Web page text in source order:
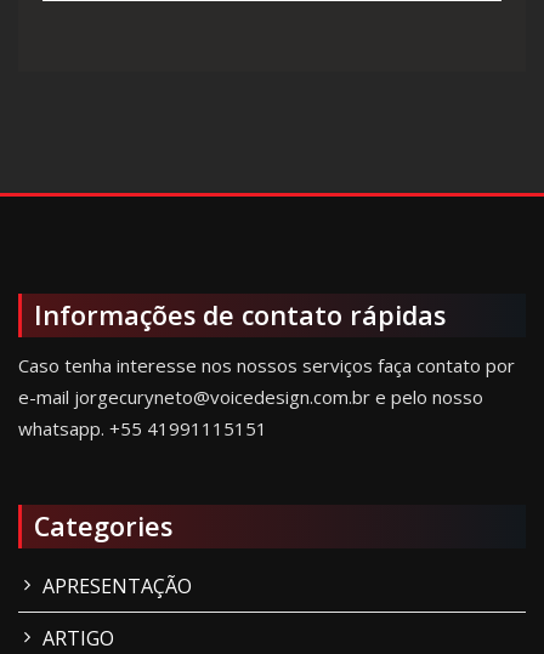
Informações de contato rápidas
Caso tenha interesse nos nossos serviços faça contato por
e-mail jorgecuryneto@voicedesign.com.br e pelo nosso
whatsapp. +55 41991115151
Categories
APRESENTAÇÃO
ARTIGO